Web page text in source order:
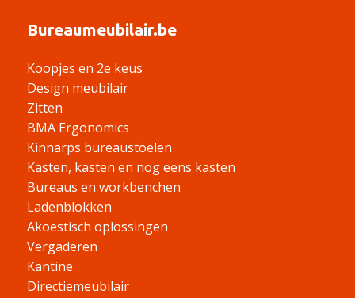
Bureaumeubilair.be
Koopjes en 2e keus
Design meubilair
Zitten
BMA Ergonomics
Kinnarps bureaustoelen
Kasten, kasten en nog eens kasten
Bureaus en workbenchen
Ladenblokken
Akoestisch oplossingen
Vergaderen
Kantine
Directiemeubilair